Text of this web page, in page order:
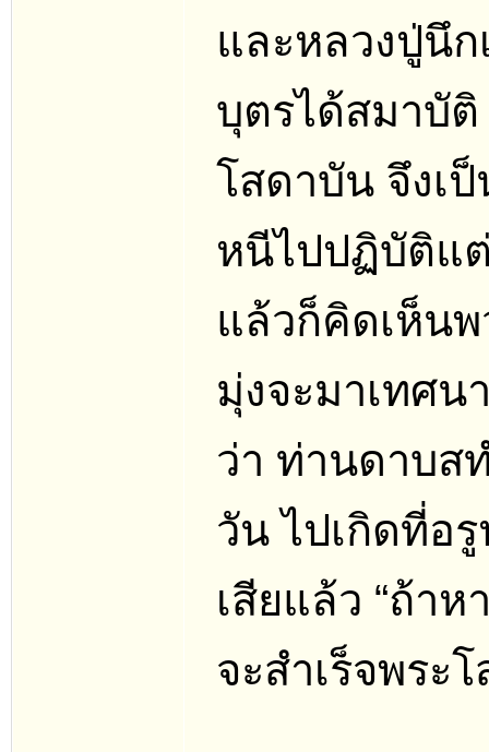
และหลวงปู่นึ
บุตรได้สมาบั
โสดาบัน จึงเ
หนีไปปฏิบัติแต่
แล้วก็คิดเห็น
มุ่งจะมาเทศ
ว่า ท่านดาบส
วัน ไปเกิดที่อ
เสียแล้ว “ถ้า
จะสำเร็จพระ